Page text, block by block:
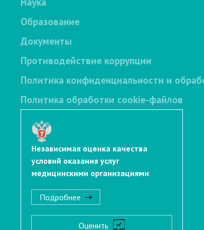
Образование
Документы
Противодействие коррупции
Политика конфиденциальности и
Политика обработки cookie-файлов
Независимая оценка качества
условий оказания услуг
медицинскими организациями
Подробнее
Оценить